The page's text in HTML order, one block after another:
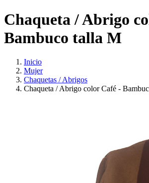
Chaqueta / Abrigo
Bambuco talla M
Inicio
Mujer
Chaquetas / Abrigos
Chaqueta / Abrigo color Café -